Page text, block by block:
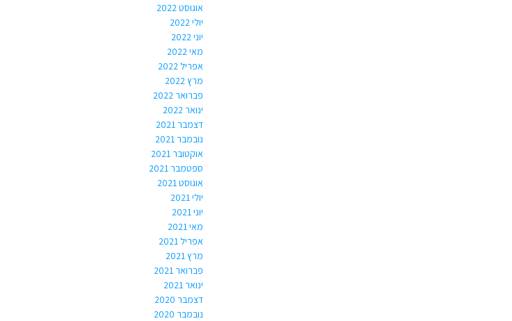
אוגוסט 2022
יולי 2022
יוני 2022
מאי 2022
אפריל 2022
מרץ 2022
פברואר 2022
ינואר 2022
דצמבר 2021
נובמבר 2021
אוקטובר 2021
ספטמבר 2021
אוגוסט 2021
יולי 2021
יוני 2021
מאי 2021
אפריל 2021
מרץ 2021
פברואר 2021
ינואר 2021
דצמבר 2020
נובמבר 2020